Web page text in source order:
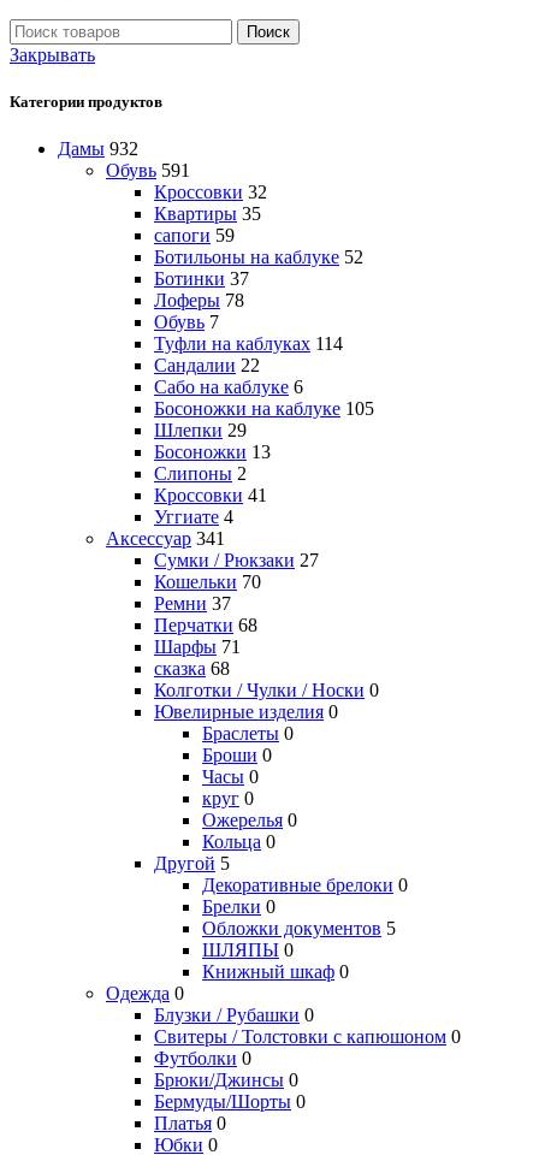
Поиск
Закрывать
Категории продуктов
Дамы 932
Обувь 591
Кроссовки 32
Квартиры 35
сапоги 59
Ботильоны на каблуке 52
Ботинки 37
Лоферы 78
Обувь 7
Туфли на каблуках 114
Сандалии 22
Сабо на каблуке 6
Босоножки на каблуке 105
Шлепки 29
Босоножки 13
Слипоны 2
Кроссовки 41
Уггиате 4
Аксессуар 341
Сумки / Рюкзаки 27
Кошельки 70
Ремни 37
Перчатки 68
Шарфы 71
сказка 68
Колготки / Чулки / Носки 0
Ювелирные изделия 0
Браслеты 0
Броши 0
Часы 0
круг 0
Ожерелья 0
Кольца 0
Другой 5
Декоративные брелоки 0
Брелки 0
Обложки документов 5
ШЛЯПЫ 0
Книжный шкаф 0
Одежда 0
Блузки / Рубашки 0
Свитеры / Толстовки с капюшоном 0
Футболки 0
Брюки/Джинсы 0
Бермуды/Шорты 0
Платья 0
Юбки 0